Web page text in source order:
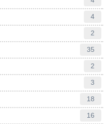
4
2
35
2
3
18
16